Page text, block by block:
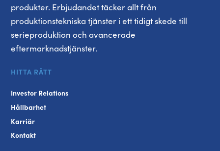
produkter. Erbjudandet täcker allt från
produktionstekniska tjänster i ett tidigt skede till
serieproduktion och avancerade
eftermarknadstjänster.
HITTA RÄTT
Investor Relations
Hållbarhet
Karriär
Kontakt